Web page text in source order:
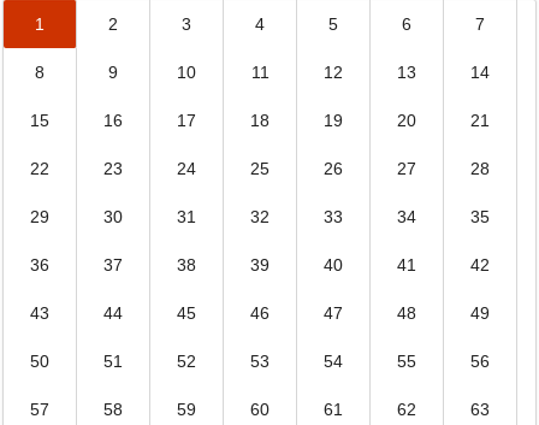
1 2 3 4 5 6 7
8 9 10 11 12 13 14
15 16 17 18 19 20 21
22 23 24 25 26 27 28
29 30 31 32 33 34 35
36 37 38 39 40 41 42
43 44 45 46 47 48 49
50 51 52 53 54 55 56
57 58 59 60 61 62 63